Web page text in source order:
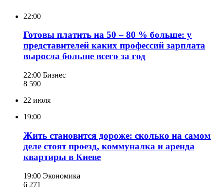
22:00
Готовы платить на 50 – 80 % больше: у
представителей каких профессий зарплата
выросла больше всего за год
22:00 Бизнес
8 590
22 июля
19:00
Жить становится дороже: сколько на самом
деле стоят проезд, коммуналка и аренда
квартиры в Киеве
19:00 Экономика
6 271